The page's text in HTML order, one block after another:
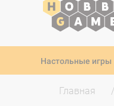
Настольные игры
Главная